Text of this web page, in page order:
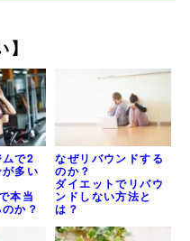
で2
多い
本当
か？
なぜリバウンドする
のか？
ダイエットでリバウ
ンドしない方法と
は？